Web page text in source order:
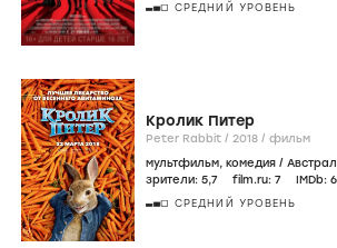
СРЕДНИЙ УРОВЕНЬ
Кролик Питер
Peter Rabbit / 2018 / фильм
мультфильм, комедия /
зрители: 5,7 film.ru: 7 IMDb: 6
СРЕДНИЙ УРОВЕНЬ